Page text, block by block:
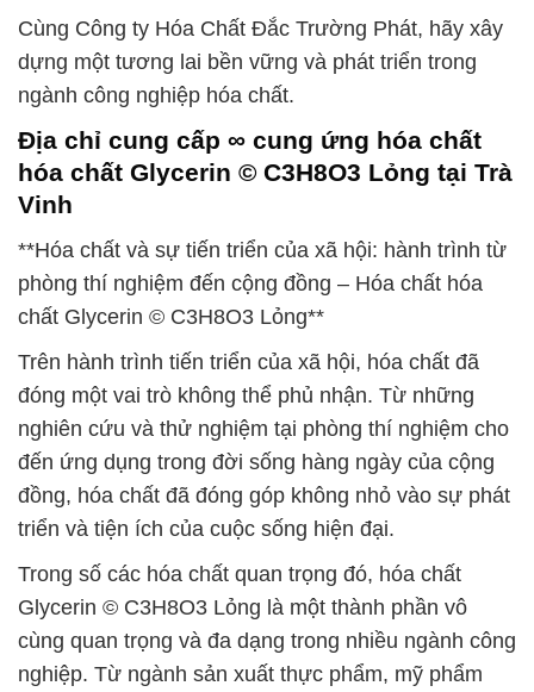
Cùng Công ty Hóa Chất Đắc Trường Phát, hãy xây
dựng một tương lai bền vững và phát triển trong
ngành công nghiệp hóa chất.
Địa chỉ cung cấp ∞ cung ứng hóa chất
hóa chất Glycerin © C3H8O3 Lỏng tại Trà
Vinh
**Hóa chất và sự tiến triển của xã hội: hành trình từ
phòng thí nghiệm đến cộng đồng – Hóa chất hóa
chất Glycerin © C3H8O3 Lỏng**
Trên hành trình tiến triển của xã hội, hóa chất đã
đóng một vai trò không thể phủ nhận. Từ những
nghiên cứu và thử nghiệm tại phòng thí nghiệm cho
đến ứng dụng trong đời sống hàng ngày của cộng
đồng, hóa chất đã đóng góp không nhỏ vào sự phát
triển và tiện ích của cuộc sống hiện đại.
Trong số các hóa chất quan trọng đó, hóa chất
Glycerin © C3H8O3 Lỏng là một thành phần vô
cùng quan trọng và đa dạng trong nhiều ngành công
nghiệp. Từ ngành sản xuất thực phẩm, mỹ phẩm